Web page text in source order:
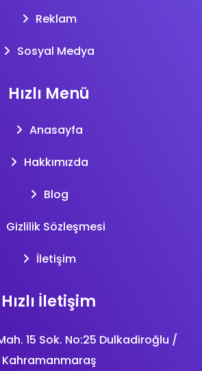
Reklam
Sosyal Medya
Hızlı Menü
Anasayfa
Hakkımızda
Blog
Gizlilik Sözleşmesi
İletişim
Hızlı İletişim
15 Sok. No:25 Dulkadiroğlu /
Kahramanmaraş